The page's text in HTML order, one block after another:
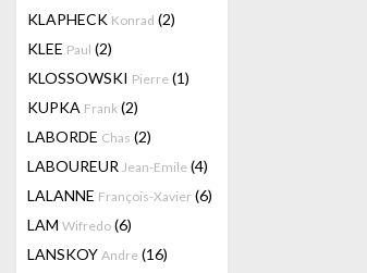
KLAPHECK Konrad (2)
KLEE Paul (2)
KLOSSOWSKI Pierre (1)
KUPKA Frank (2)
LABORDE Chas (2)
LABOUREUR Jean-Emile (4)
LALANNE François-Xavier (6)
LAM Wifredo (6)
LANSKOY Andre (16)